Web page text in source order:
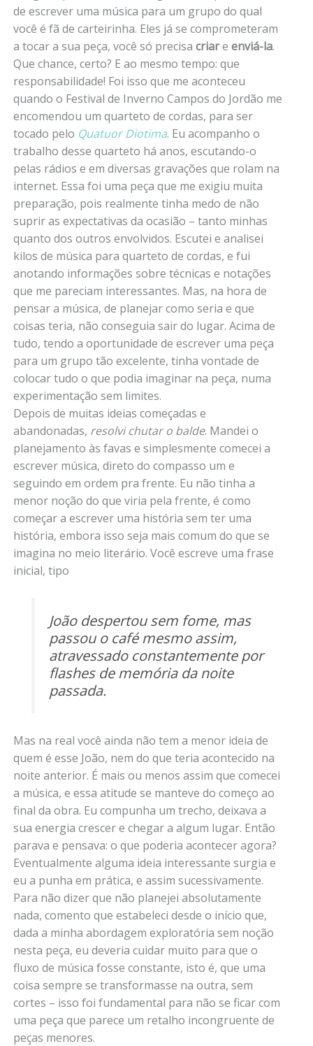
de escrever uma música para um grupo do qual
você é fã de carteirinha. Eles já se comprometeram
a tocar a sua peça, você só precisa criare enviá-la.
Que chance, certo? E ao mesmo tempo: que
responsabilidade! Foi isso que me aconteceu
quando o Festival de Inverno Campos do Jordão me
encomendou um quarteto de cordas, para ser
tocado pelo Quatuor Diotima. Eu acompanho o
trabalho desse quarteto há anos, escutando-o
pelas rádios e em diversas gravações que rolam na
internet. Essa foi uma peça que me exigiu muita
preparação, pois realmente tinha medo de não
suprir as expectativas da ocasião – tanto minhas
quanto dos outros envolvidos. Escutei e analisei
kilos de música para quarteto de cordas, e fui
anotando informações sobre técnicas e notações
que me pareciam interessantes. Mas, na hora de
pensar a música, de planejar como seria e que
coisas teria, não conseguia sair do lugar. Acima de
tudo, tendo a oportunidade de escrever uma peça
para um grupo tão excelente, tinha vontade de
colocar tudo o que podia imaginar na peça, numa
experimentação sem limites.
Depois de muitas ideias começadas e
abandonadas, resolvi chutar o balde. Mandei o
planejamento às favas e simplesmente comecei a
escrever música, direto do compasso um e
seguindo em ordem pra frente. Eu não tinha a
menor noção do que viria pela frente, é como
começar a escrever uma história sem ter uma
história, embora isso seja mais comum do que se
imagina no meio literário. Você escreve uma frase
inicial, tipo
João despertou sem fome, mas
passou o café mesmo assim,
atravessado constantemente por
flashes de memória da noite
passada.
Mas na real você ainda não tem a menor ideia de
quem é esse João, nem do que teria acontecido na
noite anterior. É mais ou menos assim que comecei
a música, e essa atitude se manteve do começo ao
final da obra. Eu compunha um trecho, deixava a
sua energia crescer e chegar a algum lugar. Então
parava e pensava: o que poderia acontecer agora?
Eventualmente alguma ideia interessante surgia e
eu a punha em prática, e assim sucessivamente.
Para não dizer que não planejei absolutamente
nada, comento que estabeleci desde o início que,
dada a minha abordagem exploratória sem noção
nesta peça, eu deveria cuidar muito para que o
fluxo de música fosse constante, isto é, que uma
coisa sempre se transformasse na outra, sem
cortes – isso foi fundamental para não se ficar com
uma peça que parece um retalho incongruente de
peças menores.